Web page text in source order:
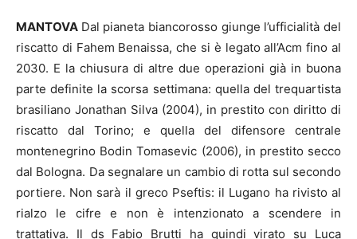
MANTOVA Dal pianeta biancorosso giunge l’ufficialità del
riscatto di Fahem Benaissa, che si è legato all’Acm fino al
2030. E la chiusura di altre due operazioni già in buona
parte definite la scorsa settimana: quella del trequartista
brasiliano Jonathan Silva (2004), in prestito con diritto di
riscatto dal Torino; e quella del difensore centrale
montenegrino Bodin Tomasevic (2006), in prestito secco
dal Bologna. Da segnalare un cambio di rotta sul secondo
portiere. Non sarà il greco Pseftis: il Lugano ha rivisto al
rialzo le cifre e non è intenzionato a scendere in
trattativa. Il ds Fabio Brutti ha quindi virato su Luca